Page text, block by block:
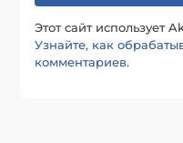
Этот сайт использует
Узнайте, как
комментариев.